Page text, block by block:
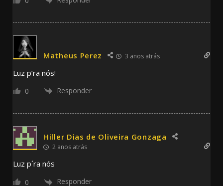
Matheus Perez 3 anos atrás
Luz p’ra nós!
0 Responder
Hiller Dias de Oliveira Gonzaga
2 anos atrás
Luz p´ra nós
0 Responder